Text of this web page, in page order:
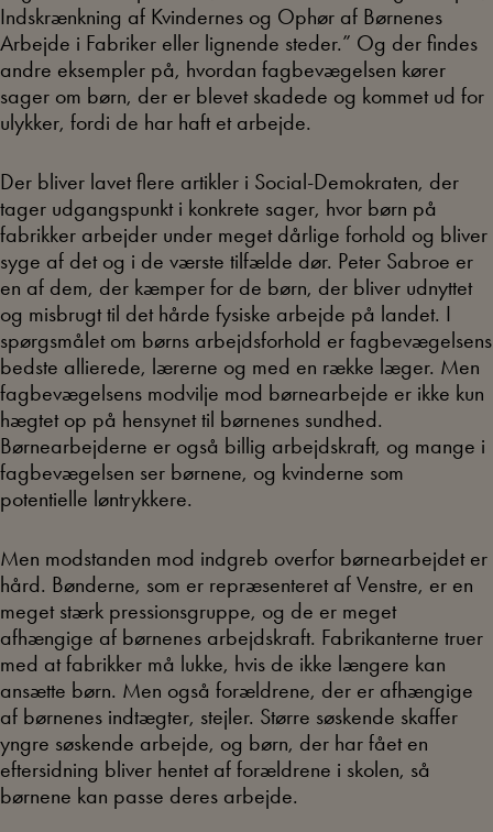
Indskrænkning af Kvindernes og Ophør af Børnenes
Arbejde i Fabriker eller lignende steder.” Og der findes
andre eksempler på, hvordan fagbevægelsen kører
sager om børn, der er blevet skadede og kommet ud for
ulykker, fordi de har haft et arbejde.
Der bliver lavet flere artikler i Social-Demokraten, der
tager udgangspunkt i konkrete sager, hvor børn på
fabrikker arbejder under meget dårlige forhold og bliver
syge af det og i de værste tilfælde dør. Peter Sabroe er
en af dem, der kæmper for de børn, der bliver udnyttet
og misbrugt til det hårde fysiske arbejde på landet. I
spørgsmålet om børns arbejdsforhold er fagbevægelsens
bedste allierede, lærerne og med en række læger. Men
fagbevægelsens modvilje mod børnearbejde er ikke kun
hægtet op på hensynet til børnenes sundhed.
Børnearbejderne er også billig arbejdskraft, og mange i
fagbevægelsen ser børnene, og kvinderne som
potentielle løntrykkere.
Men modstanden mod indgreb overfor børnearbejdet er
hård. Bønderne, som er repræsenteret af Venstre, er en
meget stærk pressionsgruppe, og de er meget
afhængige af børnenes arbejdskraft. Fabrikanterne truer
med at fabrikker må lukke, hvis de ikke længere kan
ansætte børn. Men også forældrene, der er afhængige
af børnenes indtægter, stejler. Større søskende skaffer
yngre søskende arbejde, og børn, der har fået en
eftersidning bliver hentet af forældrene i skolen, så
børnene kan passe deres arbejde.